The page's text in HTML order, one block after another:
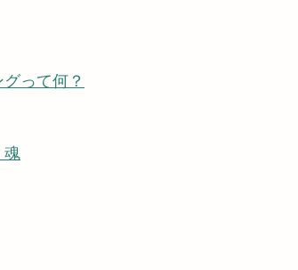
って何？
魂